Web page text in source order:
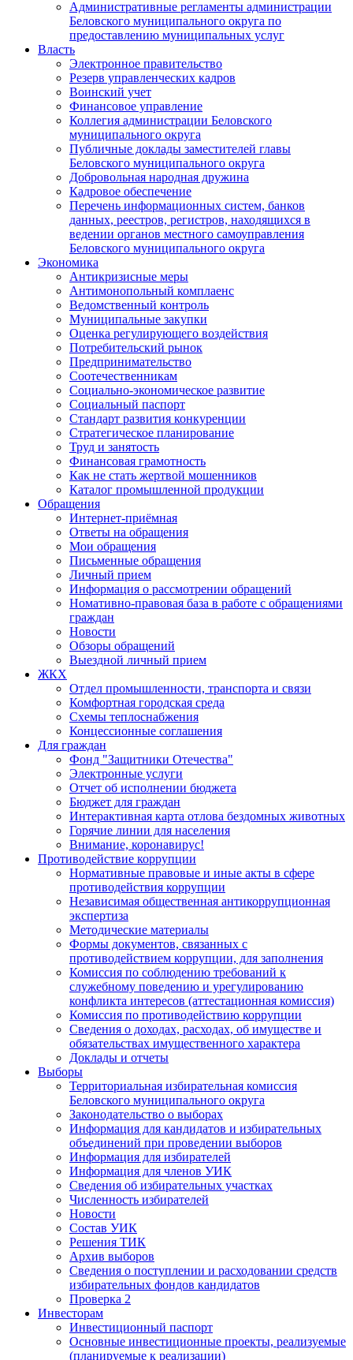
Административные регламенты администрации
Беловского муниципального округа по
предоставлению муниципальных услуг
Власть
Электронное правительство
Резерв управленческих кадров
Воинский учет
Финансовое управление
Коллегия администрации Беловского
муниципального округа
Публичные доклады заместителей главы
Беловского муниципального округа
Добровольная народная дружина
Кадровое обеспечение
Перечень информационных систем, банков
данных, реестров, регистров, находящихся в
ведении органов местного самоуправления
Беловского муниципального округа
Экономика
Антикризисные меры
Антимонопольный комплаенс
Ведомственный контроль
Муниципальные закупки
Оценка регулирующего воздействия
Потребительский рынок
Предпринимательство
Соотечественникам
Социально-экономическое развитие
Социальный паспорт
Стандарт развития конкуренции
Стратегическое планирование
Труд и занятость
Финансовая грамотность
Как не стать жертвой мошенников
Каталог промышленной продукции
Обращения
Интернет-приёмная
Ответы на обращения
Мои обращения
Письменные обращения
Личный прием
Информация о рассмотрении обращений
Номативно-правовая база в работе с обращениями
граждан
Новости
Обзоры обращений
Выездной личный прием
ЖКХ
Отдел промышленности, транспорта и связи
Комфортная городская среда
Схемы теплоснабжения
Концессионные соглашения
Для граждан
Фонд "Защитники Отечества"
Электронные услуги
Отчет об исполнении бюджета
Бюджет для граждан
Интерактивная карта отлова бездомных животных
Горячие линии для населения
Внимание, коронавирус!
Противодействие коррупции
Нормативные правовые и иные акты в сфере
противодействия коррупции
Независимая общественная антикоррупционная
экспертиза
Методические материалы
Формы документов, связанных с
противодействием коррупции, для заполнения
Комиссия по соблюдению требований к
служебному поведению и урегулированию
конфликта интересов (аттестационная комиссия)
Комиссия по противодействию коррупции
Сведения о доходах, расходах, об имуществе и
обязательствах имущественного характера
Доклады и отчеты
Выборы
Территориальная избирательная комиссия
Беловского муниципального округа
Законодательство о выборах
Информация для кандидатов и избирательных
объединений при проведении выборов
Информация для избирателей
Информация для членов УИК
Сведения об избирательных участках
Численность избирателей
Новости
Состав УИК
Решения ТИК
Архив выборов
Сведения о поступлении и расходовании средств
избирательных фондов кандидатов
Проверка 2
Инвесторам
Инвестиционный паспорт
Основные инвестиционные проекты, реализуемые
(планируемые к реализации)